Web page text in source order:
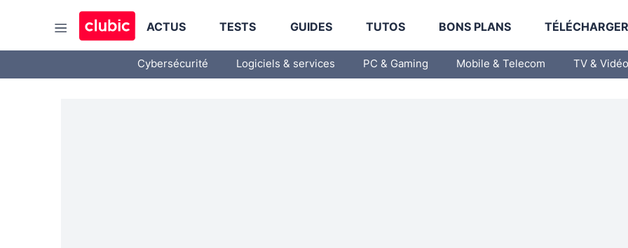
ACTUS TESTS GUIDES TUTOS BONS PLANS
Cybersécurité Logiciels & services PC & Gaming Mobile & Telecom TV & Vidéo